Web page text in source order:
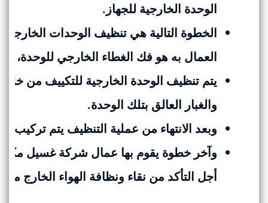
الوحدة الخارجية للجهاز.
الخطوة التالية هي تنظيف الوحدات
العمال به هو فك الغطاء الخارجي للوحدة،
يتم تنظيف الوحدة الخارجية للتكييف من
والغبار العالق بتلك الوحدة.
وبعد الانتهاء من عملية التنظيف يتم تركيب
وآخر خطوة يقوم بها عمال شركة غسيل
أجل التأكد من نقاء ونظافة الهواء الخارج منه.